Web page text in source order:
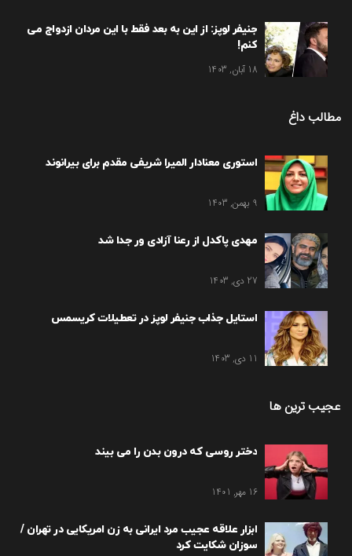
جنیفر لوپز: از این به بعد فقط با این مردان ازدواج می
کنم!
18 آبان, 1403
مطالب داغ
استوری معنادار المیرا شریفی مقدم برای بیرانوند
9 بهمن, 1403
مهدی پاکدل از رعنا آزادی ور جدا شد
27 دی, 1403
استایل جذاب جنیفر لوپز در تعطیلات کریسمس
11 دی, 1403
عجیب ترین ها
دختر روسی که درون بدن را می بیند
16 مهر, 1401
ابزار علاقه عجیب مرد ایرانی به زن امریکایی در تهران /
سوزان شکایت کرد